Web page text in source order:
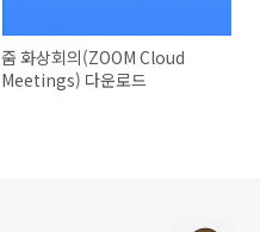
줌 화상회의(ZOOM Cloud
Meetings) 다운로드